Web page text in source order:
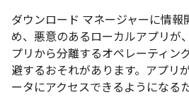
ダウンロード マネージャーに情報
め、悪意のあるローカルアプリが
プリから分離するオペレーティン
避するおそれがあります。アプリ
ータにアクセスできるようになる